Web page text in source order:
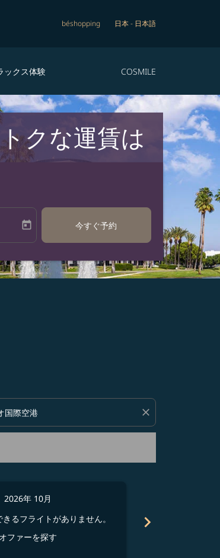
béshopping 日本- 日本語
ックス体験 COSMILE
クな運賃は
aria-label
today 今すぐ予約
close
2026年 10月
るフライトがありません。
オファーを探す
chevron_right